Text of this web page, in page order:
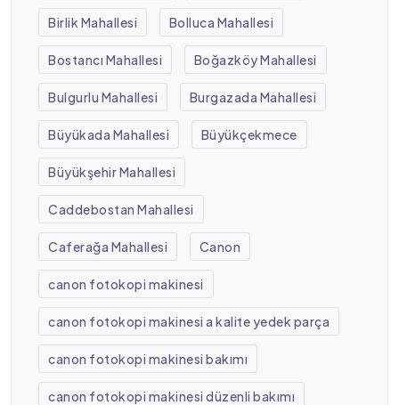
Birlik Mahallesi Bolluca Mahallesi
Bostancı Mahallesi Boğazköy Mahallesi
Bulgurlu Mahallesi Burgazada Mahallesi
Büyükada Mahallesi Büyükçekmece
Büyükşehir Mahallesi
Caddebostan Mahallesi
Caferağa Mahallesi Canon
canon fotokopi makinesi
canon fotokopi makinesi a kalite yedek parça
canon fotokopi makinesi bakımı
canon fotokopi makinesi düzenli bakımı